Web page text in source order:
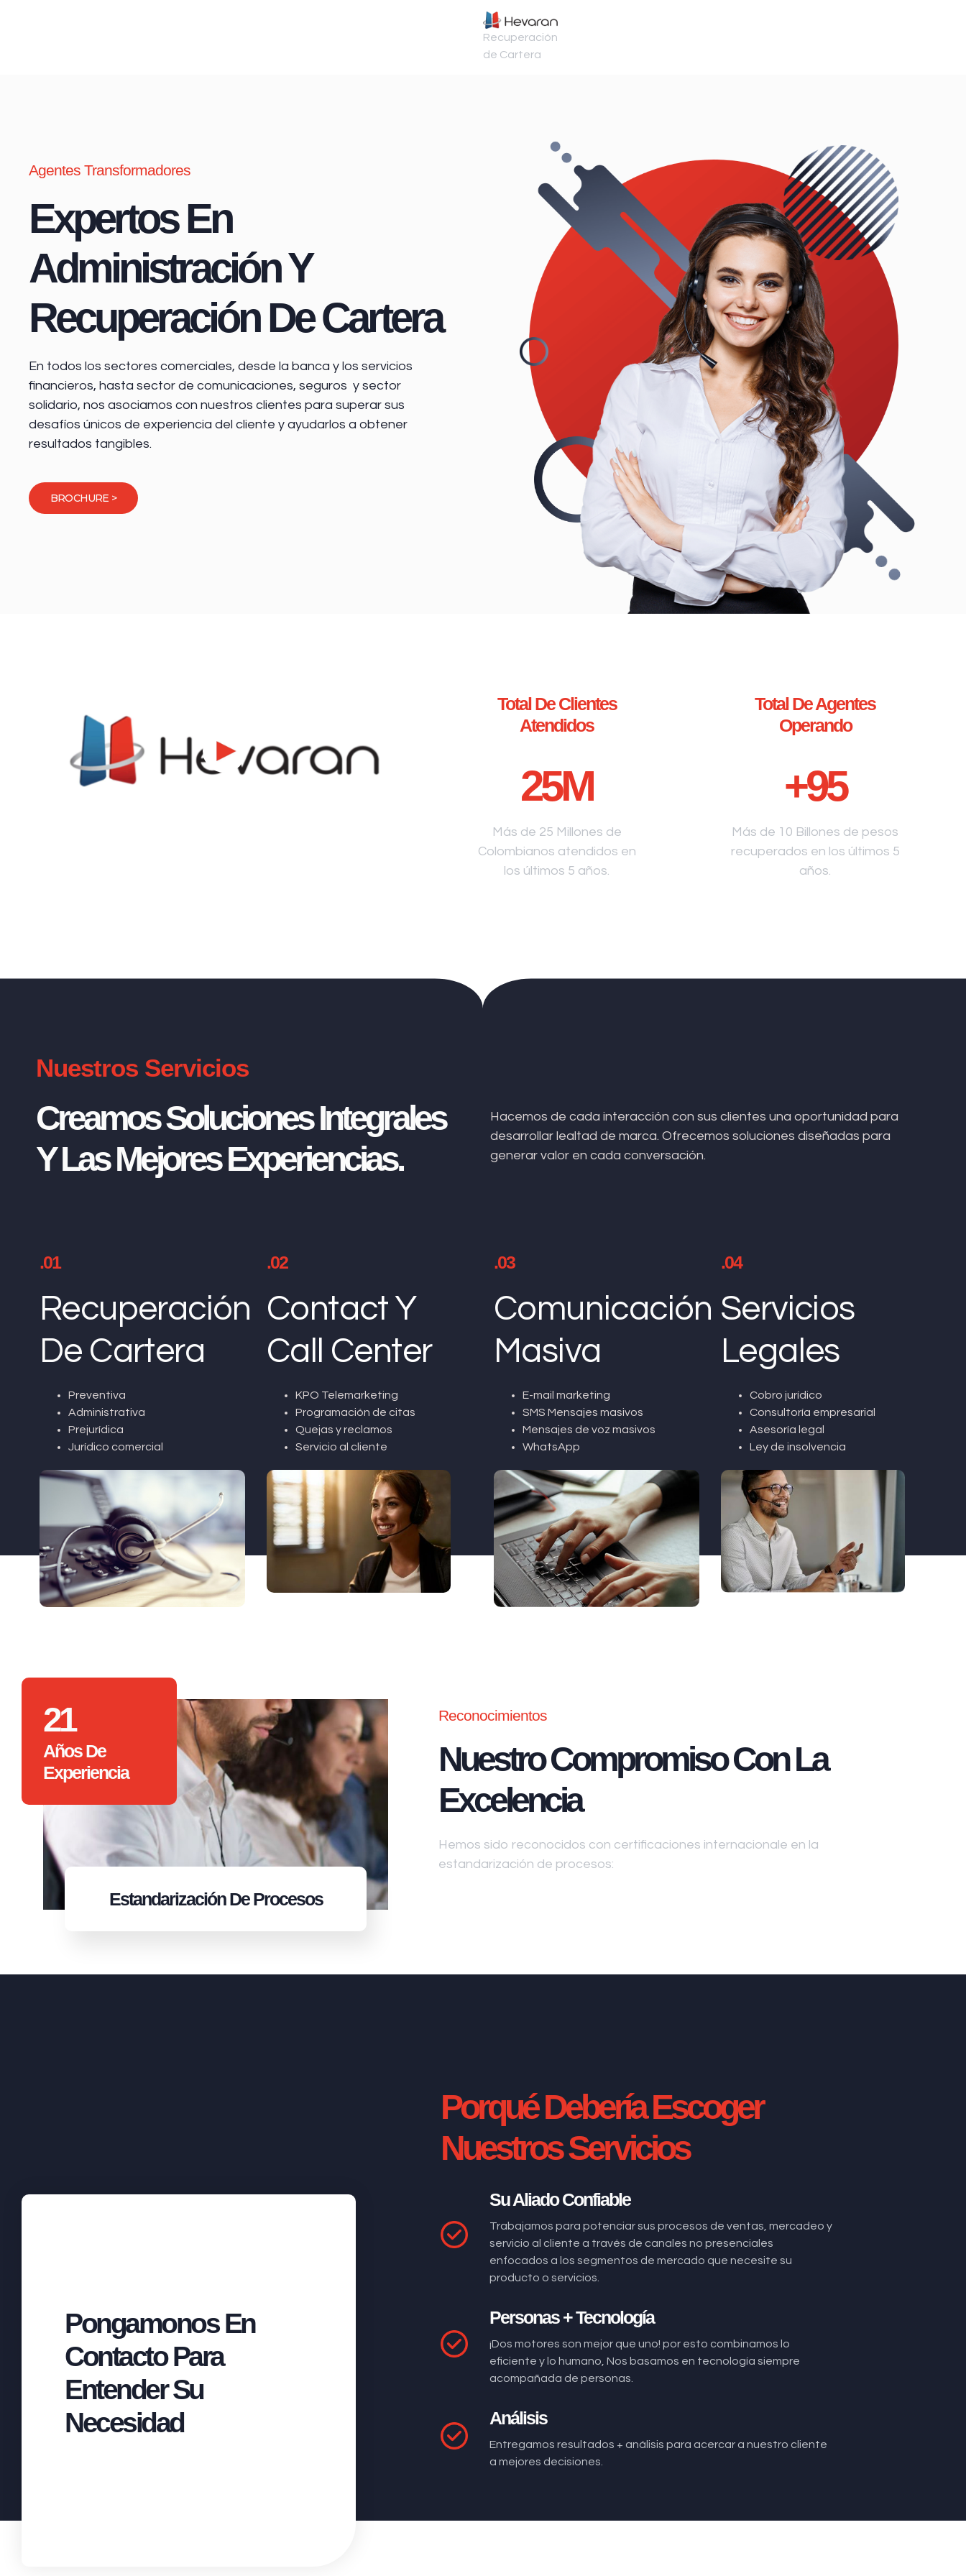
Recuperación
de Cartera
Agentes Transformadores
Expertos En
Administración Y
Recuperación De Cartera
En todos los sectores comerciales, desde la banca y los servicios
financieros, hasta sector de comunicaciones, seguros y sector
solidario, nos asociamos con nuestros clientes para superar sus
desafíos únicos de experiencia del cliente y ayudarlos a obtener
resultados tangibles.
BROCHURE >
Total De Clientes
Atendidos
25M
Más de 25 Millones de
Colombianos atendidos en
los últimos 5 años.
Total De Agentes
Operando
+95
Más de 10 Billones de pesos
recuperados en los últimos 5
años.
Nuestros Servicios
Creamos Soluciones Integrales
Y Las Mejores Experiencias.
Hacemos de cada interacción con sus clientes una oportunidad para
desarrollar lealtad de marca. Ofrecemos soluciones diseñadas para
generar valor en cada conversación.
.01
Recuperación
De Cartera
Preventiva
Administrativa
Prejurídica
Jurídico comercial
.02
Contact Y
Call Center
KPO Telemarketing
Programación de citas
Quejas y reclamos
Servicio al cliente
.03
Comunicación
Masiva
E-mail marketing
SMS Mensajes masivos
Mensajes de voz masivos
WhatsApp
.04
Servicios
Legales
Cobro jurídico
Consultoría empresarial
Asesoría legal
Ley de insolvencia
21
Años De
Experiencia
EstandarizaciónDe Procesos
Reconocimientos
Nuestro Compromiso Con La
Excelencia
Hemos sido reconocidos con certificaciones internacionale en la
estandarización de procesos:
Pongamonos En
Contacto Para
Entender Su
Necesidad
Porqué Debería Escoger
Nuestros Servicios
Su Aliado Confiable
Trabajamos para potenciar sus procesos de ventas, mercadeo y
servicio al cliente a través de canales no presenciales
enfocados a los segmentos de mercado que necesite su
producto o servicios.
Personas + Tecnología
¡Dos motores son mejor que uno! por esto combinamos lo
eficiente y lo humano, Nos basamos en tecnología siempre
acompañada de personas.
Análisis
Entregamos resultados + análisis para acercar a nuestro cliente
a mejores decisiones.